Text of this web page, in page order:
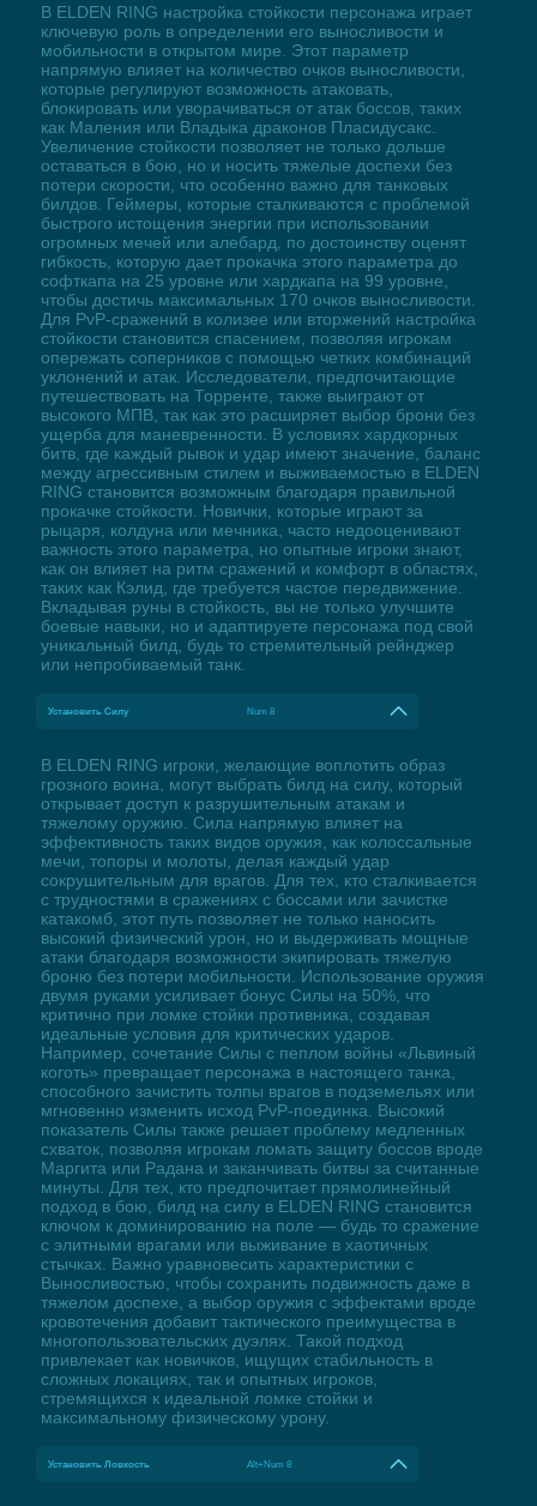
В ELDEN RING настройка стойкости персонажа играет
ключевую роль в определении его выносливости и
мобильности в открытом мире. Этот параметр
напрямую влияет на количество очков выносливости,
которые регулируют возможность атаковать,
блокировать или уворачиваться от атак боссов, таких
как Маления или Владыка драконов Пласидусакс.
Увеличение стойкости позволяет не только дольше
оставаться в бою, но и носить тяжелые доспехи без
потери скорости, что особенно важно для танковых
билдов. Геймеры, которые сталкиваются с проблемой
быстрого истощения энергии при использовании
огромных мечей или алебард, по достоинству оценят
гибкость, которую дает прокачка этого параметра до
софткапа на 25 уровне или хардкапа на 99 уровне,
чтобы достичь максимальных 170 очков выносливости.
Для PvP-сражений в колизее или вторжений настройка
стойкости становится спасением, позволяя игрокам
опережать соперников с помощью четких комбинаций
уклонений и атак. Исследователи, предпочитающие
путешествовать на Торренте, также выиграют от
высокого МПВ, так как это расширяет выбор брони без
ущерба для маневренности. В условиях хардкорных
битв, где каждый рывок и удар имеют значение, баланс
между агрессивным стилем и выживаемостью в ELDEN
RING становится возможным благодаря правильной
прокачке стойкости. Новички, которые играют за
рыцаря, колдуна или мечника, часто недооценивают
важность этого параметра, но опытные игроки знают,
как он влияет на ритм сражений и комфорт в областях,
таких как Кэлид, где требуется частое передвижение.
Вкладывая руны в стойкость, вы не только улучшите
боевые навыки, но и адаптируете персонажа под свой
уникальный билд, будь то стремительный рейнджер
или непробиваемый танк.
Установить Силу Num 8
В ELDEN RING игроки, желающие воплотить образ
грозного воина, могут выбрать билд на силу, который
открывает доступ к разрушительным атакам и
тяжелому оружию. Сила напрямую влияет на
эффективность таких видов оружия, как колоссальные
мечи, топоры и молоты, делая каждый удар
сокрушительным для врагов. Для тех, кто сталкивается
с трудностями в сражениях с боссами или зачистке
катакомб, этот путь позволяет не только наносить
высокий физический урон, но и выдерживать мощные
атаки благодаря возможности экипировать тяжелую
броню без потери мобильности. Использование оружия
двумя руками усиливает бонус Силы на 50%, что
критично при ломке стойки противника, создавая
идеальные условия для критических ударов.
Например, сочетание Силы с пеплом войны «Львиный
коготь» превращает персонажа в настоящего танка,
способного зачистить толпы врагов в подземельях или
мгновенно изменить исход PvP-поединка. Высокий
показатель Силы также решает проблему медленных
схваток, позволяя игрокам ломать защиту боссов вроде
Маргита или Радана и заканчивать битвы за считанные
минуты. Для тех, кто предпочитает прямолинейный
подход в бою, билд на силу в ELDEN RING становится
ключом к доминированию на поле — будь то сражение
с элитными врагами или выживание в хаотичных
стычках. Важно уравновесить характеристики с
Выносливостью, чтобы сохранить подвижность даже в
тяжелом доспехе, а выбор оружия с эффектами вроде
кровотечения добавит тактического преимущества в
многопользовательских дуэлях. Такой подход
привлекает как новичков, ищущих стабильность в
сложных локациях, так и опытных игроков,
стремящихся к идеальной ломке стойки и
максимальному физическому урону.
Установить Ловкость Alt+Num 8